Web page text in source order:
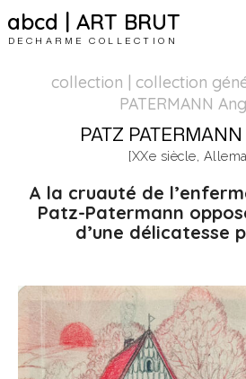
abcd | ART BRUT
DECHARME COLLECTION
collection | collection
PATERMANN
PATZ
[XXe siècle,
A la cruauté de
Patz-Patermann
d’une délicatesse